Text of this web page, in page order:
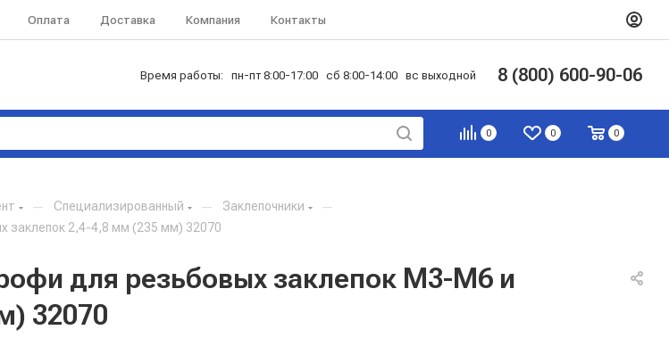
Оплата Доставка Компания Контакты
Время работы: пн-пт 8:00-17:00 сб 8:00-14:00 вс выходной 8 (800) 600-90-06
0 0 0
— Специализированный — Заклепочники —
заклепок 2,4-4,8 мм (235 мм) 32070
для резьбовых заклепок М3-М6 и
32070